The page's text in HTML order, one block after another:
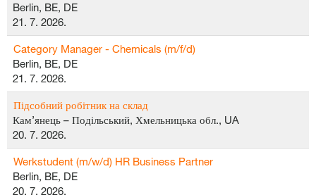
Berlin, BE, DE
21. 7. 2026.
Category Manager - Chemicals (m/f/d)
Berlin, BE, DE
21. 7. 2026.
Підсобний робітник на склад
Кам’янець – Подільський, Хмельницька обл., UA
20. 7. 2026.
Werkstudent (m/w/d) HR Business Partner
Berlin, BE, DE
20. 7. 2026.